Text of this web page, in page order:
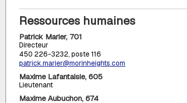
Ressources humaines
Patrick Marier, 701
Directeur
450 226-3232, poste 116
patrick.marier@morinheights.com
Maxime Lafantaisie, 605
Lieutenant
Maxime Aubuchon, 674